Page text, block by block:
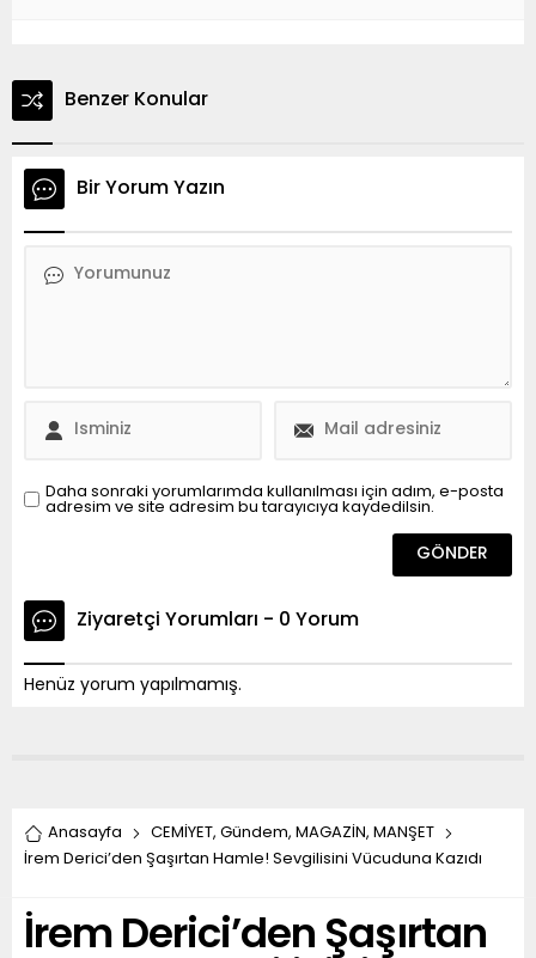
Benzer Konular
Bir Yorum Yazın
Daha sonraki yorumlarımda kullanılması için adım, e-posta
adresim ve site adresim bu tarayıcıya kaydedilsin.
Ziyaretçi Yorumları - 0 Yorum
Henüz yorum yapılmamış.
Anasayfa CEMİYET, Gündem, MAGAZİN , MANŞET
İrem Derici’den Şaşırtan Hamle! Sevgilisini Vücuduna Kazıdı
İrem Derici’den Şaşırtan